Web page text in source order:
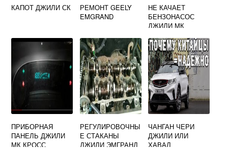
КАПОТ ДЖИЛИ СК
РЕМОНТ GEELY
EMGRAND
НЕ КАЧАЕТ
БЕНЗОНАСОС
ДЖИЛИ МК
ПРИБОРНАЯ
ПАНЕЛЬ ДЖИЛИ
МК КРОСС
РЕГУЛИРОВОЧНЫ
Е СТАКАНЫ
ДЖИЛИ ЭМГРАНД
ЧАНГАН ЧЕРИ
ДЖИЛИ ИЛИ
ХАВАЛ